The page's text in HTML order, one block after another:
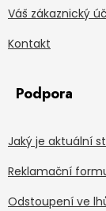
Váš zákaznický
Kontakt
Podpora
Jaký je aktuální
Reklamační
Odstoupení ve